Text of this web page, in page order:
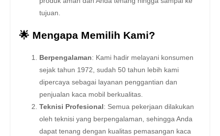
tujuan.
🌟 Mengapa Memilih Kami?
Berpengalaman: Kami hadir melayani konsumen
sejak tahun 1972, sudah 50 tahun lebih kami
dipercaya sebagai layanan penggantian dan
penjualan kaca mobil berkualitas.
Teknisi Profesional : Semua pekerjaan dilakukan
oleh teknisi yang berpengalaman, sehingga Anda
dapat tenang dengan kualitas pemasangan kaca